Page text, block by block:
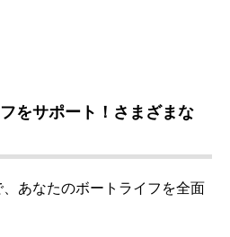
をサポート！さまざまな
あなたのボートライフを全面